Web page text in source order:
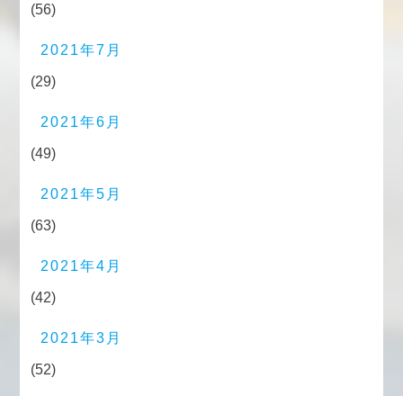
(56)
2021年7月
(29)
2021年6月
(49)
2021年5月
(63)
2021年4月
(42)
2021年3月
(52)